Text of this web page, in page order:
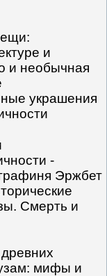
и
и необычная
украшения
-
Эржбет
Смерть и
мифы и